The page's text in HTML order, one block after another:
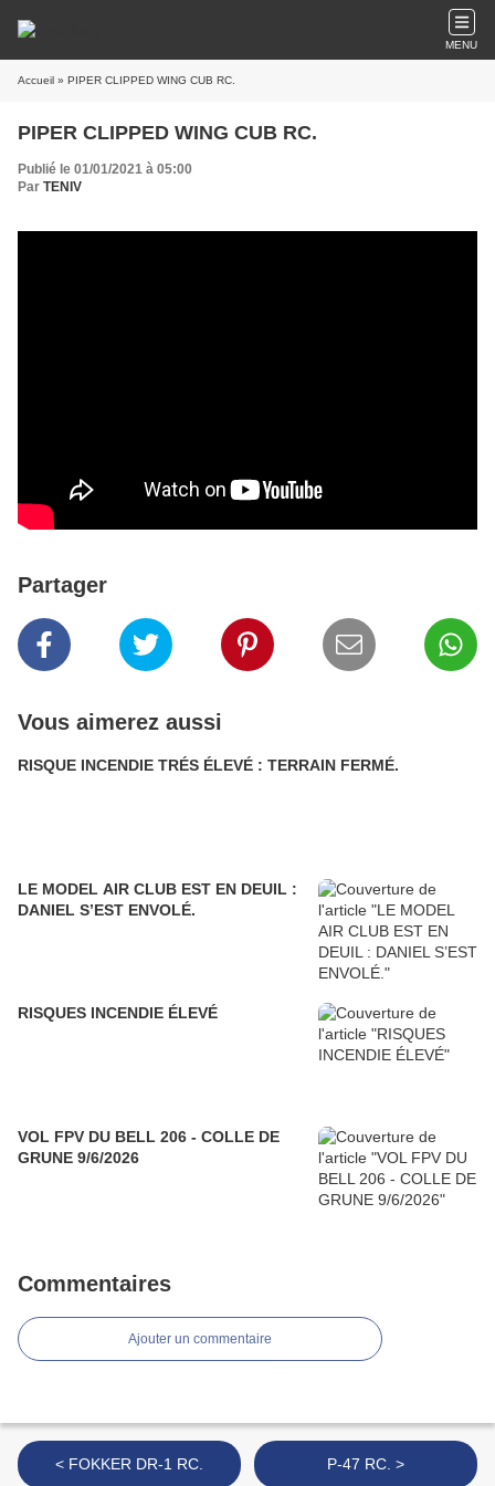
MENU
Accueil » PIPER CLIPPED WING CUB RC.
PIPER CLIPPED WING CUB RC.
Publié le 01/01/2021 à 05:00
Par TENIV
Partager
Vous aimerez aussi
RISQUE INCENDIE TRÉS ÉLEVÉ : TERRAIN FERMÉ.
LE MODEL AIR CLUB EST EN DEUIL :
DANIEL S’EST ENVOLÉ.
RISQUES INCENDIE ÉLEVÉ
VOL FPV DU BELL 206 - COLLE DE
GRUNE 9/6/2026
Commentaires
Ajouter un commentaire
< FOKKER DR-1 RC. P-47 RC. >